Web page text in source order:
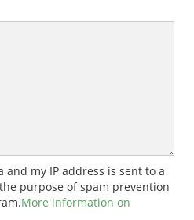
and my IP address is sent to a
purpose of spam prevention
More information on